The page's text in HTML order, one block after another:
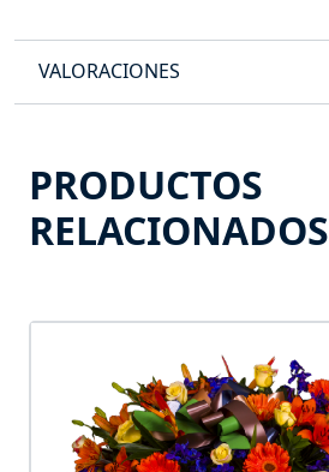
VALORACIONES
PRODUCTOS
RELACIONADOS